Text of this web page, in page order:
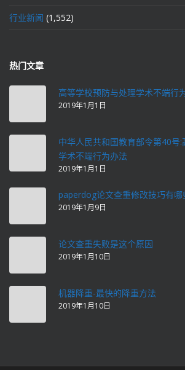
行业新闻 (1,552)
热门文章
高等学校预防与处理学术不端行
2019年1月1日
中华人民共和国教育部令第40号
学术不端行为办法
2019年1月1日
paperdog论文查重修改技巧有哪
2019年1月9日
论文查重失败是这个原因
2019年1月10日
机器降重-最快的降重方法
2019年1月10日